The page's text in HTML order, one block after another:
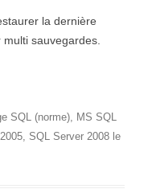
la dernière
sauvegardes.
SQL (norme), MS SQL
, SQL Server 2008 le